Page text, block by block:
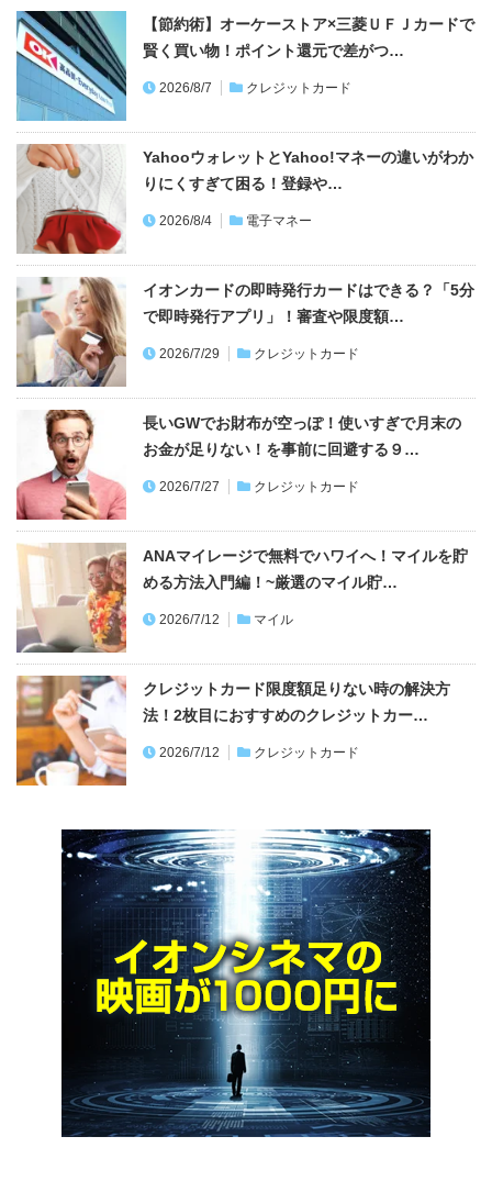
【節約術】オーケーストア×三菱ＵＦＪカードで
賢く買い物！ポイント還元で差がつ…
2026/8/7 クレジットカード
YahooウォレットとYahoo!マネーの違いがわか
りにくすぎて困る！登録や…
2026/8/4 電子マネー
イオンカードの即時発行カードはできる？「5分
で即時発行アプリ」！審査や限度額…
2026/7/29 クレジットカード
長いGWでお財布が空っぽ！使いすぎで月末の
お金が足りない！を事前に回避する９…
2026/7/27 クレジットカード
ANAマイレージで無料でハワイへ！マイルを貯
める方法入門編！~厳選のマイル貯…
2026/7/12 マイル
クレジットカード限度額足りない時の解決方
法！2枚目におすすめのクレジットカー…
2026/7/12 クレジットカード